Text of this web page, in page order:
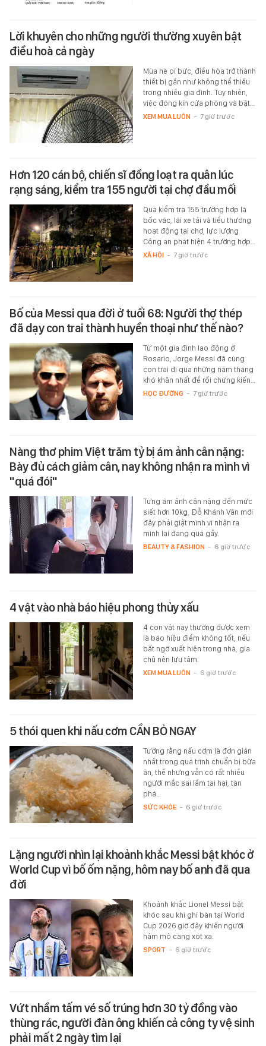
Lời khuyên cho những người thường xuyên bật
điều hoà cả ngày
Mùa hè oi bức, điều hòa trở thành
thiết bị gần như không thể thiếu
trong nhiều gia đình. Tuy nhiên,
việc đóng kín cửa phòng và bật…
XEM MUA LUÔN - 7 giờ trước
Hơn 120 cán bộ, chiến sĩ đồng loạt ra quân lúc
rạng sáng, kiểm tra 155 người tại chợ đầu mối
Qua kiểm tra 155 trường hợp là
bốc vác, lái xe tải và tiểu thương
hoạt động tại chợ, lực lượng
Công an phát hiện 4 trường hợp…
XÃ HỘI - 7 giờ trước
Bố của Messi qua đời ở tuổi 68: Người thợ thép
đã dạy con trai thành huyền thoại như thế nào?
Từ một gia đình lao động ở
Rosario, Jorge Messi đã cùng
con trai đi qua những năm tháng
khó khăn nhất để rồi chứng kiến…
HỌC ĐƯỜNG - 7 giờ trước
Nàng thơ phim Việt trăm tỷ bị ám ảnh cân nặng:
Bày đủ cách giảm cân, nay không nhận ra mình vì
"quá đói"
Từng ám ảnh cân nặng đến mức
siết hơn 10kg, Đỗ Khánh Vân mới
đây phải giật mình vì nhận ra
mình lại đang quá gầy.
BEAUTY & FASHION - 6 giờ trước
4 vật vào nhà báo hiệu phong thủy xấu
4 con vật này thường được xem
là báo hiệu điềm không tốt, nếu
bất ngờ xuất hiện trong nhà, gia
chủ nên lưu tâm.
XEM MUA LUÔN - 6 giờ trước
5 thói quen khi nấu cơm CẦN BỎ NGAY
Tưởng rằng nấu cơm là đơn giản
nhất trong quá trình chuẩn bị bữa
ăn, thế nhưng vẫn có rất nhiều
người mắc sai lầm tai hại, tàn
phá…
SỨC KHỎE - 6 giờ trước
Lặng người nhìn lại khoảnh khắc Messi bật khóc ở
World Cup vì bố ốm nặng, hôm nay bố anh đã qua
đời
Khoảnh khắc Lionel Messi bật
khóc sau khi ghi bàn tại World
Cup 2026 giờ đây khiến người
hâm mộ càng xót xa.
SPORT - 6 giờ trước
Vứt nhầm tấm vé số trúng hơn 30 tỷ đồng vào
thùng rác, người đàn ông khiến cả công ty vệ sinh
phải mất 2 ngày tìm lại